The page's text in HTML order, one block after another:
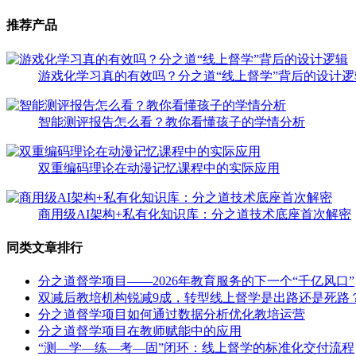
推荐产品
游戏化学习真的有效吗？分之道“线上督学”背后的设计
智能测评报告怎么看？教你看懂孩子的学情分析
双重编码理论在动漫记忆课程中的实际应用
商用级AI架构+私有化知识库：分之道技术底座首次解密
同类文章排行
分之道督学项目——2026年教育服务的下一个“千亿风口”
双减后教培机构锐减9成，转型线上督学是出路还是死路
分之道督学项目如何通过数据分析优化教培运营
分之道督学项目在教师赋能中的应用
“测—学—练—考—固”闭环：线上督学的标准化交付流程